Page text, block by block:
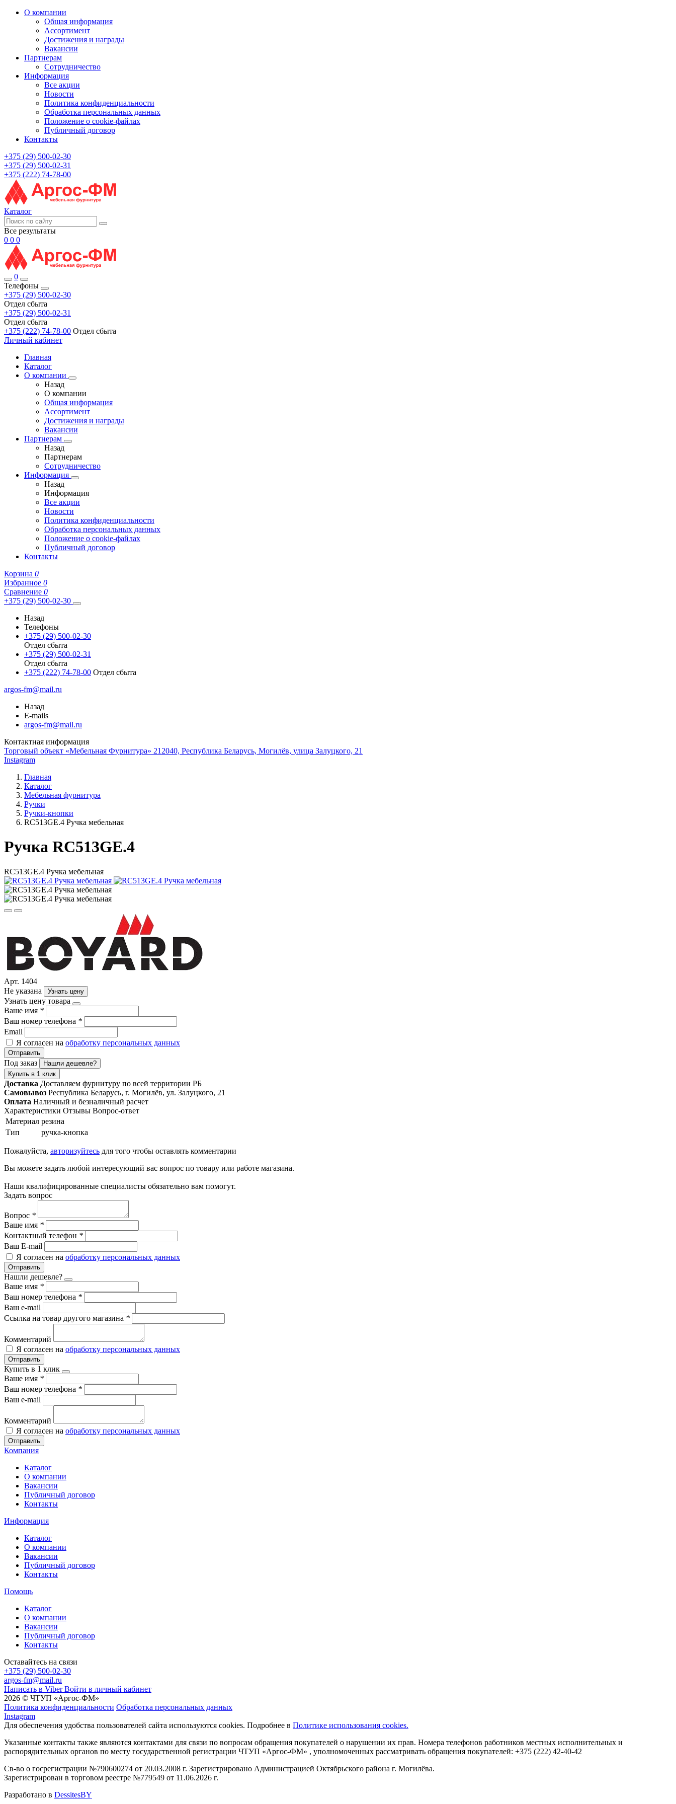
О компании
Общая информация
Ассортимент
Достижения и награды
Вакансии
Партнерам
Сотрудничество
Информация
Все акции
Новости
Политика конфиденциальности
Обработка персональных данных
Положение о cookie-файлах
Публичный договор
Контакты
+375 (29) 500-02-30
+375 (29) 500-02-31
+375 (222) 74-78-00
Каталог
Все результаты
0 0 0
0
Телефоны
+375 (29) 500-02-30
Отдел сбыта
+375 (29) 500-02-31
Отдел сбыта
+375 (222) 74-78-00 Отдел сбыта
Личный кабинет
Главная
Каталог
О компании
Назад
О компании
Общая информация
Ассортимент
Достижения и награды
Вакансии
Партнерам
Назад
Партнерам
Сотрудничество
Информация
Назад
Информация
Все акции
Новости
Политика конфиденциальности
Обработка персональных данных
Положение о cookie-файлах
Публичный договор
Контакты
Корзина 0
Избранное 0
Сравнение 0
+375 (29) 500-02-30
Назад
Телефоны
+375 (29) 500-02-30
Отдел сбыта
+375 (29) 500-02-31
Отдел сбыта
+375 (222) 74-78-00 Отдел сбыта
argos-fm@mail.ru
Назад
E-mails
argos-fm@mail.ru
Контактная информация
Торговый объект «Мебельная Фурнитура» 212040, Республика Беларусь, Могилёв, улица Залуцкого, 21
Instagram
Главная
Каталог
Мебельная фурнитура
Ручки
Ручки-кнопки
RC513GE.4 Ручка мебельная
Ручка RC513GE.4
RC513GE.4 Ручка мебельная
Арт. 1404
Не указана
Узнать цену
Узнать цену товара
Ваше имя *
Ваш номер телефона *
Email
Я согласен на обработку персональных данных
Отправить
Под заказ
Нашли дешевле?
Купить в 1 клик
Доставка Доставляем фурнитуру по всей территории РБ
Самовывоз Республика Беларусь, г. Могилёв, ул. Залуцкого, 21
Оплата Наличный и безналичный расчет
Характеристики Отзывы Вопрос-ответ
Материал резина
Тип
ручка-кнопка
Пожалуйста, авторизуйтесь для того чтобы оставлять комментарии
Вы можете задать любой интересующий вас вопрос по товару или работе магазина.
Наши квалифицированные специалисты обязательно вам помогут.
Задать вопрос
Вопрос *
Ваше имя *
Контактный телефон *
Ваш E-mail
Я согласен на обработку персональных данных
Отправить
Нашли дешевле?
Ваше имя *
Ваш номер телефона *
Ваш e-mail
Ссылка на товар другого магазина *
Комментарий
Я согласен на обработку персональных данных
Отправить
Купить в 1 клик
Ваше имя *
Ваш номер телефона *
Ваш e-mail
Комментарий
Я согласен на обработку персональных данных
Отправить
Компания
Каталог
О компании
Вакансии
Публичный договор
Контакты
Информация
Каталог
О компании
Вакансии
Публичный договор
Контакты
Помощь
Каталог
О компании
Вакансии
Публичный договор
Контакты
Оставайтесь на связи
+375 (29) 500-02-30
argos-fm@mail.ru
Написать в Viber Войти в личный кабинет
2026 © ЧТУП «Аргос-ФМ»
Политика конфиденциальности Обработка персональных данных
Instagram
Для обеспечения удобства пользователей сайта используются cookies. Подробнее в Политике использования cookies.
Указанные контакты также являются контактами для связи по вопросам обращения покупателей о нарушении их прав. Номера телефонов работников местных исполнительных и
распорядительных органов по месту государственной регистрации ЧТУП «Аргос-ФМ» , уполномоченных рассматривать обращения покупателей: +375 (222) 42-40-42
Св-во о госрегистрации №790600274 от 20.03.2008 г. Зарегистрировано Администрацией Октябрьского района г. Могилёва.
Зарегистрирован в торговом реестре №779549 от 11.06.2026 г.
Разработано в DessitesBY